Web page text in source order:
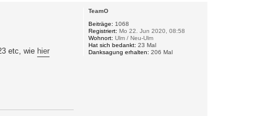
TeamO
Beiträge: 1068
Registriert: Mo 22. Jun 2020, 08:58
Wohnort: Ulm / Neu-Ulm
Hat sich bedankt: 23 Mal
Danksagung erhalten: 206 Mal
etc, wie hier